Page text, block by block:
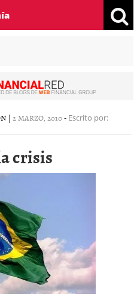
| 2 MARZO, 2010- Escrito por:
crisis